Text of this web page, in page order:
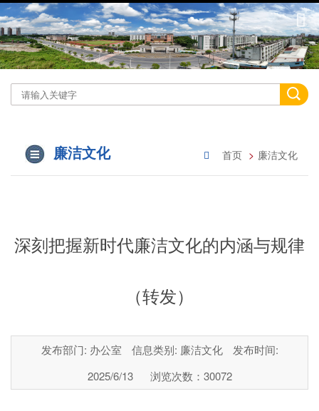
廉洁文化 首页 廉洁文化
深刻把握新时代廉洁文化的内涵与规律
（转发）
发布部门: 办公室 信息类别: 廉洁文化
发布时间:
2025/6/13
浏览次数： 30072